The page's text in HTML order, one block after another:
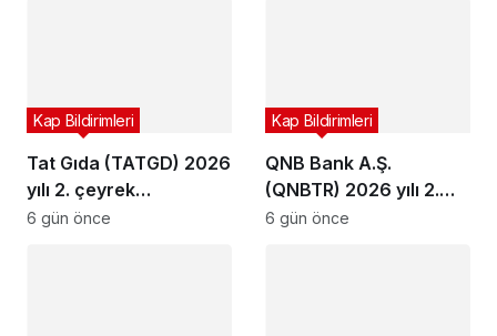
Tat Gıda (TATGD) 2026
yılı 2. çeyrek
bilançosunu açıkladı
Kap Bildirimleri
6 gün önce
QNB Bank A.Ş.
(QNBTR) 2026 yılı 2.
çeyrek bilançosunu
Kap Bildirimleri
6 gün önce